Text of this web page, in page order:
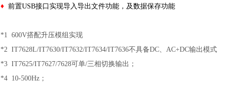
♦ 前置USB接口实现导入导出文件功能，及数据保存功能
*1 600V搭配升压模组实现
*2 IT7628L/IT7630/IT7632/IT7634/IT7636不具备DC、AC+DC输出模式
*3 IT7625/IT7627/7628可单/三相切换输出；
*4 10-500Hz；